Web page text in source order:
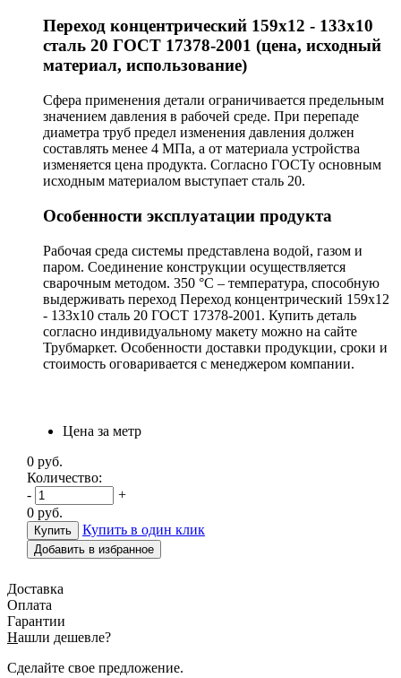
Переход концентрический 159х12 - 133х10
сталь 20 ГОСТ 17378-2001 (цена, исходный
материал, использование)
Сфера применения детали ограничивается предельным
значением давления в рабочей среде. При перепаде
диаметра труб предел изменения давления должен
составлять менее 4 МПа, а от материала устройства
изменяется цена продукта. Согласно ГОСТу основным
исходным материалом выступает сталь 20.
Особенности эксплуатации продукта
Рабочая среда системы представлена водой, газом и
паром. Соединение конструкции осуществляется
сварочным методом. 350 °С – температура, способную
выдерживать переход Переход концентрический 159х12
- 133х10 сталь 20 ГОСТ 17378-2001. Купить деталь
согласно индивидуальному макету можно на сайте
Трубмаркет. Особенности доставки продукции, сроки и
стоимость оговаривается с менеджером компании.
Цена за метр
0 руб.
Количество:
-
+
0 руб.
Купить в один клик
Добавить в избранное
Доставка
Оплата
Гарантии
Нашли дешевле?
Сделайте свое предложение.